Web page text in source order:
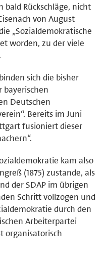
Rückschläge, nicht
von August
„Sozialdemokratische
worden, zu der viele
sich die bisher
bayerischen
Deutschen
Bereits im Juni
fusioniert dieser
kam also
(1875) zustande, als
der SDAP im übrigen
Schritt vollzogen und
durch den
Arbeiterpartei
organisatorisch